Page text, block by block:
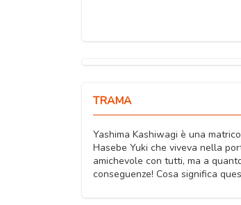
TRAMA
Yashima Kashiwagi è una
Hasebe Yuki che viveva nella
amichevole con tutti, ma a
conseguenze! Cosa significa